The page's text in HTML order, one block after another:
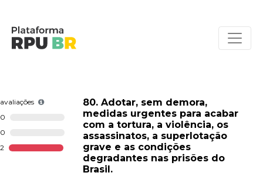
avaliações
0
0
2
80. Adotar, sem demora,
medidas urgentes para acabar
com a tortura, a violência, os
assassinatos, a superlotação
grave e as condições
degradantes nas prisões do
Brasil.